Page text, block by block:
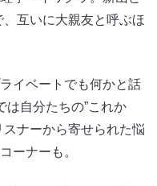
互いに大親友と呼ぶほ
イベートでも何かと話
は自分たちの”これか
スナーから寄せられた悩
ーナーも。